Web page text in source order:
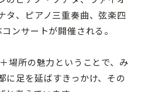
タ、ピアノ三重奏曲、弦楽四
ンサートが開催される。
場所の魅力ということで、み
に足を延ばすきっかけ、その